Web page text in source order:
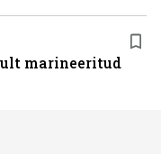
marineeritud